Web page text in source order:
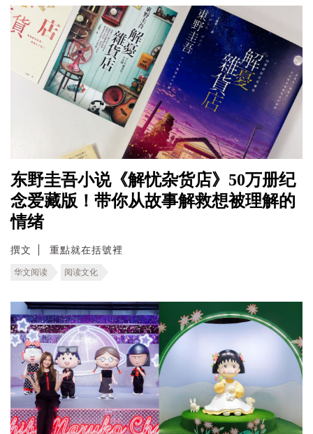
东野圭吾小说《解忧杂货店》50万册纪
念爱藏版！带你从故事解救想被理解的
情绪
撰文 重點就在括號裡
华文阅读 阅读文化